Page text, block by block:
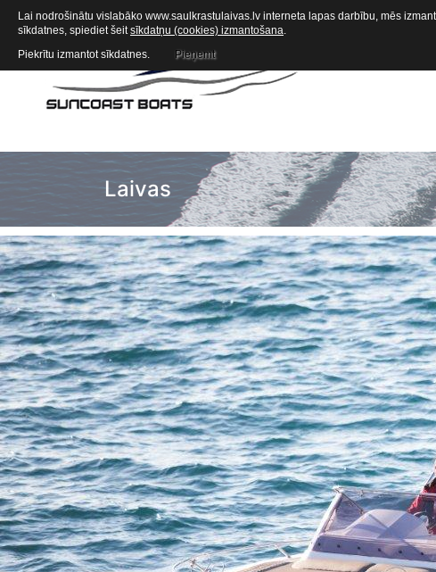
Laivas
Lai nodrošinātu vislabāko www.saulkrastulaivas.lv interneta lapas darbību, mēs
sīkdatnes, spiediet šeitsīkdatņu (cookies) izmantošana.
Piekrītu izmantot sīkdatnes.
Pieņemt